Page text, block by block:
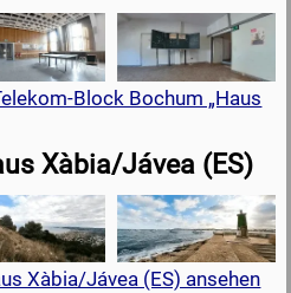
Block Bochum „Haus
Xàbia/Jávea (ES)
Xàbia/Jávea (ES) ansehen